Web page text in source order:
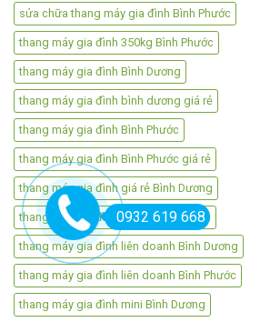
sửa chữa thang máy gia đình Bình Phước
thang máy gia đình 350kg Bình Phước
thang máy gia đình Bình Dương
thang máy gia đình bình dương giá rẻ
thang máy gia đình Bình Phước
thang máy gia đình Bình Phước giá rẻ
thang máy gia đình giá rẻ Bình Dương
thang máy gia đình giá rẻ Bình Phước
thang máy gia đình liên doanh Bình Dương
thang máy gia đình liên doanh Bình Phước
thang máy gia đình mini Bình Dương
0932 619 668